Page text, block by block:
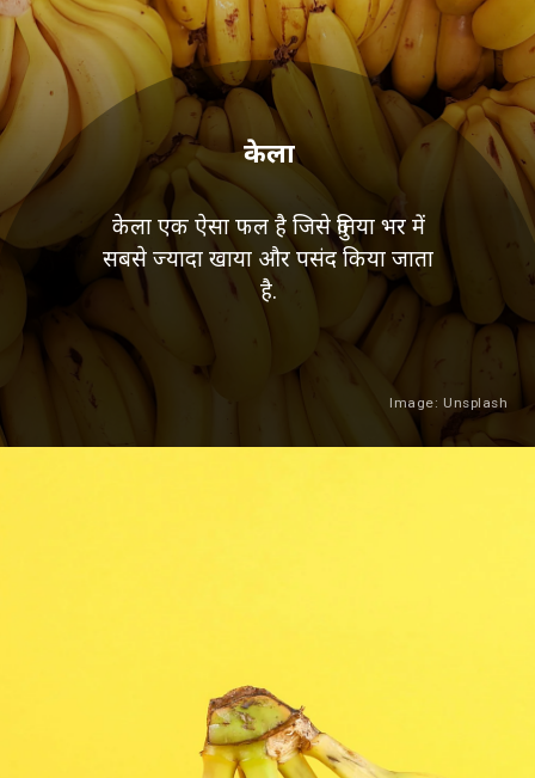
केला एक ऐसा फल है जिसे दुनिया भर में
सबसे ज्यादा खाया और पसंद किया जाता
है.
केला
Image: Unsplash